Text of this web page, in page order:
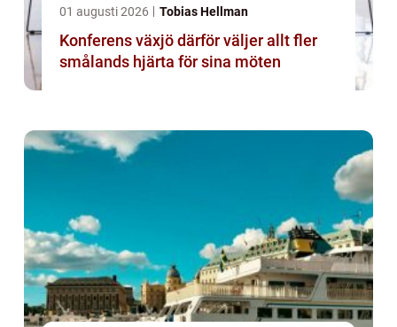
01 augusti 2026 Tobias Hellman
Konferens växjö därför väljer allt fler
smålands hjärta för sina möten